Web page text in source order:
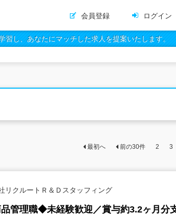
会員登録 ログイン
習し、あなたにマッチした求人を提案いたします。
最初へ 前の30件 2 3
リクルートＲ＆Ｄスタッフィング
管理職◆未経験歓迎／賞与約3.2ヶ月分